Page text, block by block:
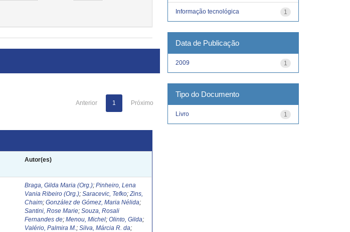
Anterior 1 Próximo
Autor(es)
Braga, Gilda Maria (Org.);Pinheiro, Lena
Vania Ribeiro (Org.);Saracevic, Tefko;Zins,
Chaim;González de Gómez, Maria Nélida;
Santini, Rose Marie;Souza, Rosali
Fernandes de;Menou, Michel;Olinto, Gilda;
Valério, Palmira M. ;Silva, Márcia R. da;
1
Informação tecnológica
Data de Publicação
1
2009
Tipo do Documento
1
Livro